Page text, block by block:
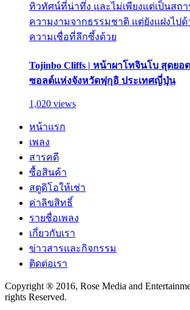
ทิวทัศน์ที่น่าทึ่ง และไม่เพียงแต่เป็นสถ
ความงามจากธรรมชาติ แต่ยังแฝงไป
ความเชื่อที่ลึกซึ้งด้วย
Tojinbo Cliffs | หน้าผาโทจินโบ สุดยอ
ซอลต์แห่งจังหวัดฟุกุอิ ประเทศญี่ปุ่น
1,020 views
หน้าแรก
เพลง
สารคดี
ซื้อสินค้า
สตูดิโอให้เช่า
ค่าลิขสิทธิ์
รายชื่อเพลง
เกี่ยวกับเรา
ข่าวสารและกิจกรรม
ติดต่อเรา
Copyright ® 2016, Rose Media and
rights Reserved.